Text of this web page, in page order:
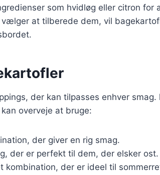
som hvidløg eller citron for
at tilberede dem, vil
der kan tilpasses enhver smag.
overveje at bruge:
der giver en rig smag.
der er perfekt til dem, der elsker ost.
kombination, der er ideel til